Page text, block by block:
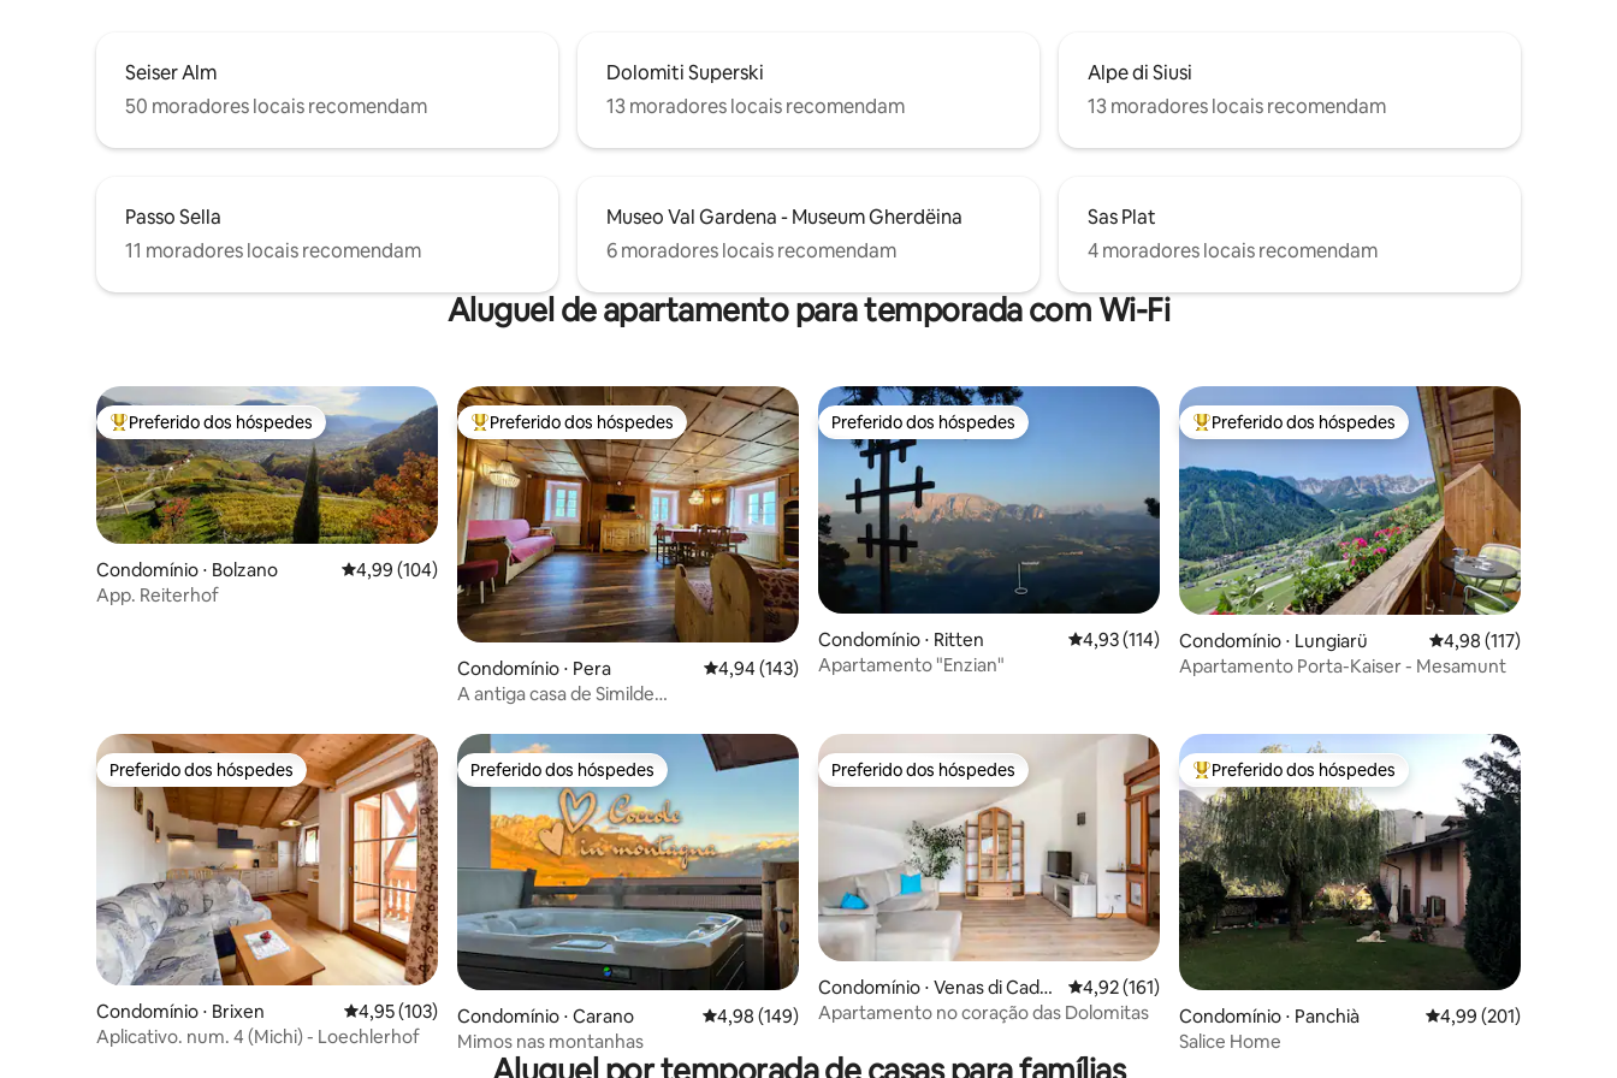
Seiser Alm
50 moradores locais recomendam
Dolomiti Superski
13 moradores locais recomendam
Alpe di Siusi
13 moradores locais recomendam
Passo Sella
11 moradores locais recomendam
Museo Val Gardena - Museum Gherdëina
6 moradores locais recomendam
Sas Plat
4 moradores locais recomendam
Aluguel de apartamento para temporada com Wi-Fi
Entre os melhores preferidos dos hóspedes
Preferido dos hóspedes
Condomínio ⋅ Bolzano 4,99 de uma avaliação média de 5, 104 avaliações
4,99 (104)
App. Reiterhof
Entre os melhores preferidos dos hóspedes
Preferido dos hóspedes
Condomínio ⋅ Pera 4,94 de uma avaliação média de 5, 143 avaliações
4,94 (143)
A antiga casa de Similde
Preferido dos hóspedes
Preferido dos hóspedes
Condomínio ⋅ Ritten 4,93 de uma avaliação média de 5, 114 avaliações
4,93 (114)
Apartamento "Enzian"
Entre os melhores preferidos dos hóspedes
Preferido dos hóspedes
Condomínio ⋅ Lungiarü 4,98 de uma avaliação
4,98 (117)
Apartamento Porta-Kaiser - Mesamunt
Preferido dos hóspedes
Preferido dos hóspedes
Condomínio ⋅ Brixen 4,95 de uma avaliação média de 5, 103 avaliações
4,95 (103)
Aplicativo. num. 4 (Michi) - Loechlerhof
Preferido dos hóspedes
Preferido dos hóspedes
Condomínio ⋅ Carano 4,98 de uma avaliação média de 5, 149 avaliações
4,98 (149)
Mimos nas montanhas
Preferido dos hóspedes
Preferido dos hóspedes
Condomínio ⋅ Venas di Cador
e
4,92 de uma avaliação média de 5, 161 avaliações
4,92 (161)
Apartamento no coração das Dolomitas
Entre os melhores preferidos dos hóspedes
Preferido dos hóspedes
Condomínio ⋅ Panchià 4,99 de uma avaliação
4,99 (201)
Salice Home